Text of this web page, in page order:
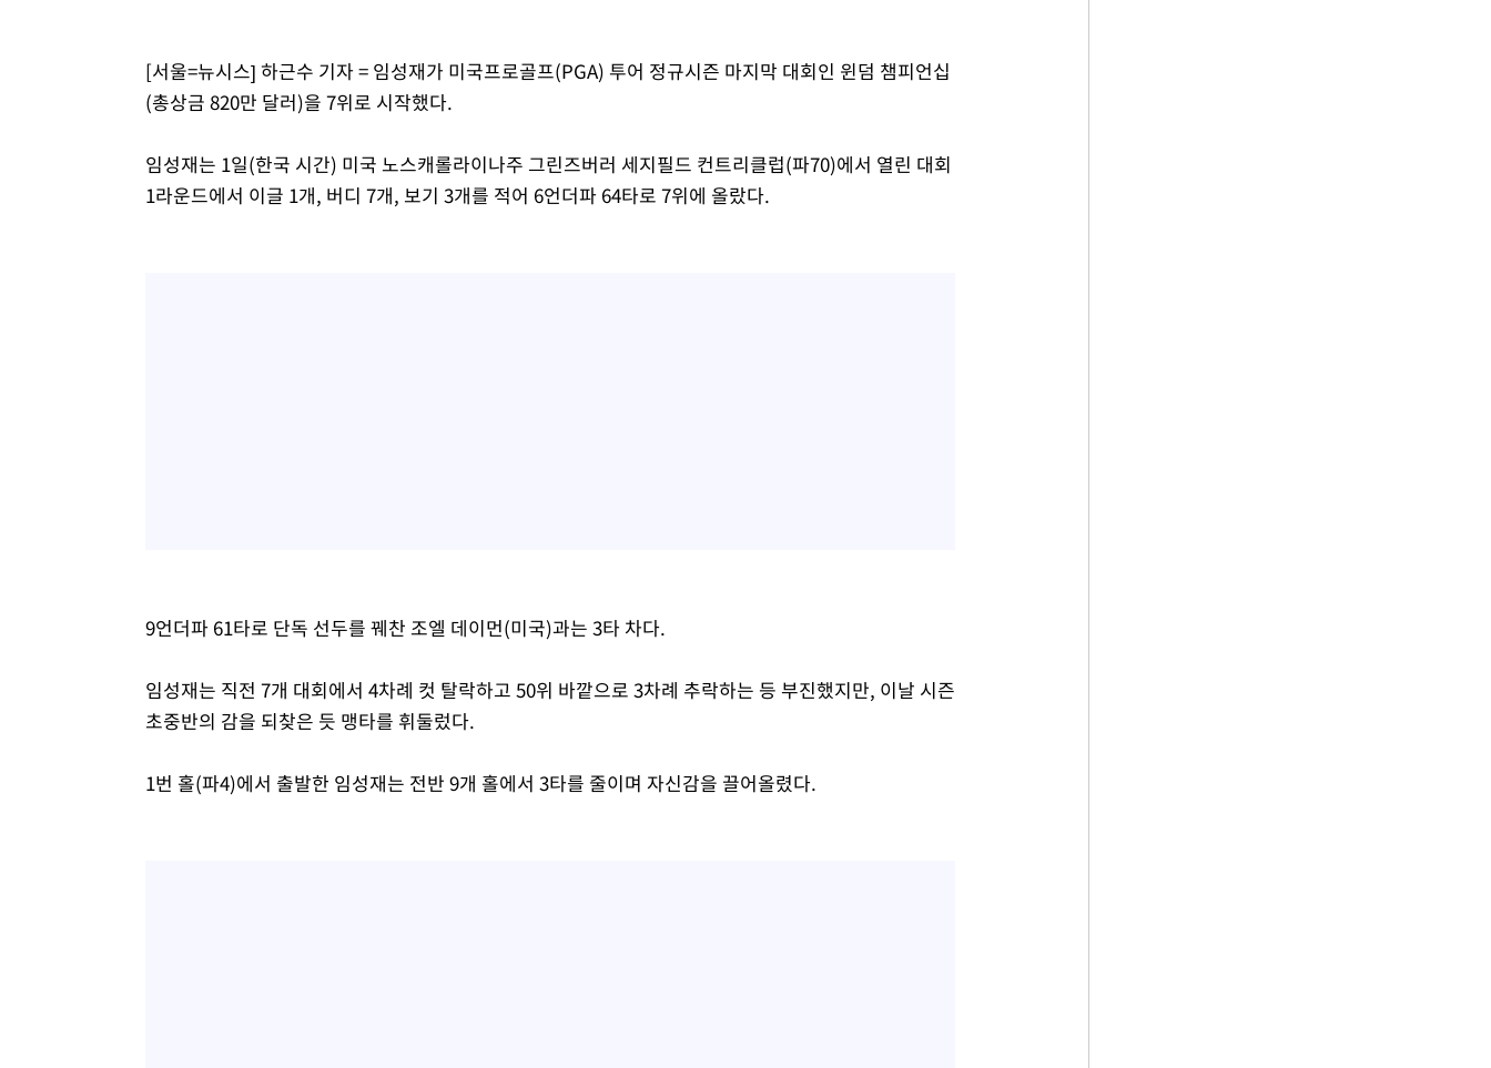
[서울=뉴시스] 하근수 기자 = 임성재가 미국프로골프(PGA) 투어 정규시즌 마지막 대회인 윈덤 챔피언십
(총상금 820만 달러)을 7위로 시작했다.
임성재는 1일(한국 시간) 미국 노스캐롤라이나주 그린즈버러 세지필드 컨트리클럽(파70)에서 열린 대회
1라운드에서 이글 1개, 버디 7개, 보기 3개를 적어 6언더파 64타로 7위에 올랐다.
9언더파 61타로 단독 선두를 꿰찬 조엘 데이먼(미국)과는 3타 차다.
임성재는 직전 7개 대회에서 4차례 컷 탈락하고 50위 바깥으로 3차례 추락하는 등 부진했지만, 이날 시즌
초중반의 감을 되찾은 듯 맹타를 휘둘렀다.
1번 홀(파4)에서 출발한 임성재는 전반 9개 홀에서 3타를 줄이며 자신감을 끌어올렸다.